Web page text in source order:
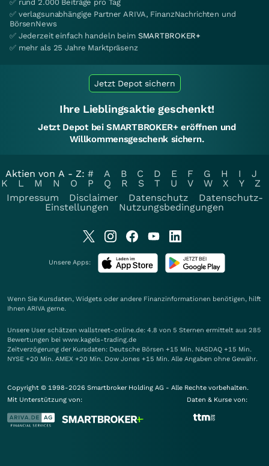
✅ rund 2.000 Beiträge pro Tag
✅ verlagsunabhängige Partner ARIVA, FinanzNachrichten und
BörsenNews
✅ Jederzeit einfach handeln beim SMARTBROKER+
✅ mehr als 25 Jahre Marktpräsenz
Jetzt Depot sichern
Ihre Lieblingsaktie geschenkt!
Jetzt Depot bei SMARTBROKER+ eröffnen und
Willkommensgeschenk sichern.
Aktien von A - Z: # A B C D E F G H I
J
K
L M N O P Q R S T U V W X Y
Z
Impressum
Disclaimer Datenschutz
Datenschutz-
Einstellungen
Nutzungsbedingungen
Unsere Apps:
Wenn Sie Kursdaten, Widgets oder andere Finanzinformationen benötigen, hilft
Ihnen ARIVA gerne.
Unsere User schätzen wallstreet-online.de: 4.8 von 5 Sternen ermittelt aus 285
Bewertungen bei www.kagels-trading.de
Zeitverzögerung der Kursdaten: Deutsche Börsen +15 Min. NASDAQ +15 Min.
NYSE +20 Min. AMEX +20 Min. Dow Jones +15 Min. Alle Angaben ohne Gewähr.
Copyright © 1998-2026 Smartbroker Holding AG - Alle Rechte vorbehalten.
Mit Unterstützung von:
Daten & Kurse von: